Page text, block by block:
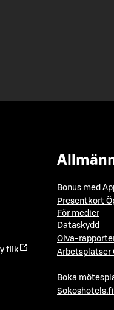
flik
Bonus med
Presentkort
För medier
Dataskydd
Oiva-
Arbetsplatser
Boka
Sokoshotels.fi